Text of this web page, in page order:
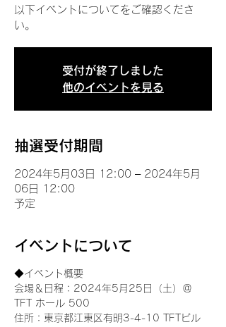
以下イベントについてをご確認くださ
い。
受付が終了しました
他のイベントを見る
抽選受付期間
2024年5月03日 12:00 – 2024年5月
06日 12:00
予定
イベントについて
◆イベント概要
会場＆日程：2024年5月25日（土）＠
TFT ホール 500
住所：東京都江東区有明3-4-10 TFTビル